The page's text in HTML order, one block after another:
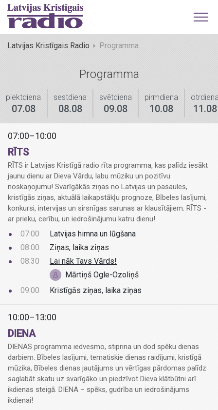
Latvijas Kristīgais Radio Programma
Programma
piektdiena
07.08
sestdiena
08.08
svētdiena
09.08
pirmdiena
10.08 11.08
07:00–10:00
RĪTS
RĪTS ir Latvijas Kristīgā radio rīta programma, kas palīdz iesākt
jaunu dienu ar Dieva Vārdu, labu mūziku un pozitīvu
noskaņojumu! Svarīgākās ziņas no Latvijas un pasaules,
kristīgās ziņas, aktuālā laikapstākļu prognoze, Bībeles lasījumi,
konkursi, intervijas un sirsnīgas sarunas ar klausītājiem. RĪTS -
ar prieku, cerību, un iedrošinājumu katru dienu!
07:00
Latvijas himna un lūgšana
08:00
Ziņas, laika ziņas
08:30
Lai nāk Tavs Vārds!
Mārtiņš Ogle-Ozoliņš
09:00
Kristīgās ziņas, laika ziņas
10:00–13:00
DIENA
DIENAS programma iedvesmo, stiprina un dod spēku dienas
darbiem. Bībeles lasījumi, tematiskie dienas raidījumi, kristīgā
mūzika, Bībeles dienas jautājums un vērtīgas pārdomas palīdz
saglabāt skatu uz svarīgāko un piedzīvot Dieva klātbūtni arī
ikdienas steigā. DIENA – spēks, gudrība un iedrošinājums
ikdienai!